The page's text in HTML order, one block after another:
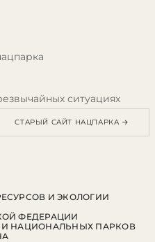
ситуациях
СТАРЫЙ САЙТ НАЦПАРКА →
И ЭКОЛОГИИ
ФЕДЕРАЦИИ
НАЦИОНАЛЬНЫХ ПАРКОВ